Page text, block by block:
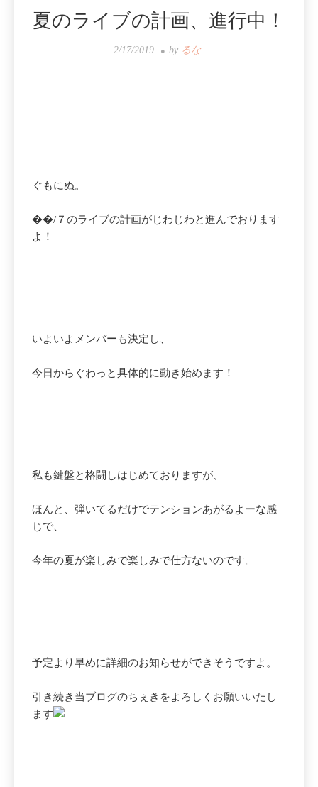
夏のライブの計画、進行中！
2/17/2019 by るな
ぐもにぬ。
��/７のライブの計画がじわじわと進んでおります
よ！
いよいよメンバーも決定し、
今日からぐわっと具体的に動き始めます！
私も鍵盤と格闘しはじめておりますが、
ほんと、弾いてるだけでテンションあがるよーな感
じで、
今年の夏が楽しみで楽しみで仕方ないのです。
予定より早めに詳細のお知らせができそうですよ。
引き続き当ブログのちぇきをよろしくお願いいたし
ます